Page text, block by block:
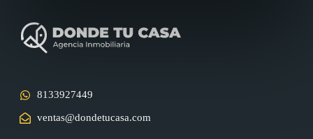
8133927449
ventas@dondetucasa.com